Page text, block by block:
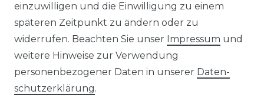
KONTAKT
ZAHLUNGSARTEN
einzuwilligen und die Einwilligung zu einem
späteren Zeitpunkt zu ändern oder zu
widerrufen. Beachten Sie unser Impressum und
weitere Hinweise zur Verwendung
personenbezogener Daten in unserer Daten­
schutz­erklärung.